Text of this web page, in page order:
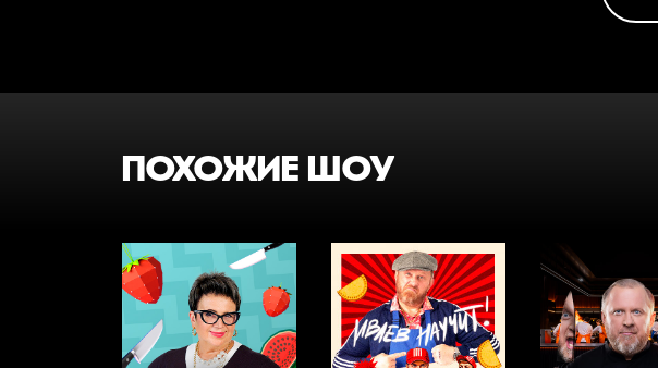
ПОХОЖИЕ ШОУ